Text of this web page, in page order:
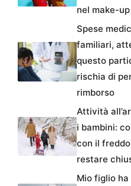
nel make-up
Spese
familiari,
questo
rischia di
rimborso
Attività
i bambini:
con il
restare
Mio figlio